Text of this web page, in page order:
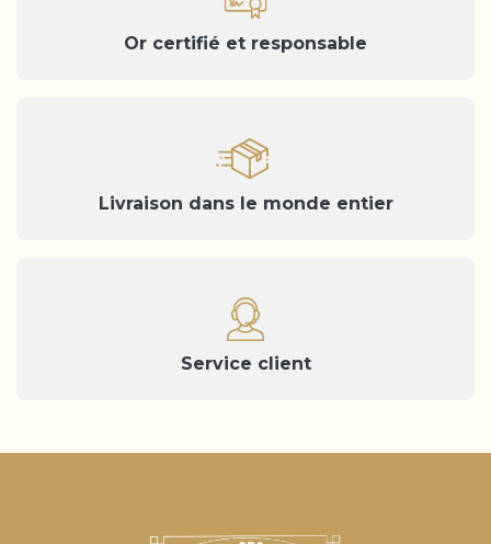
Or certifié et responsable
Livraison dans le monde entier
Service client